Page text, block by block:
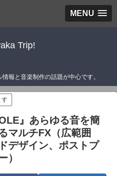
MENU
Trip!
報と音楽制作の話題が中心です。
す
』あらゆる音を簡
マルチFX（広範囲
デザイン、ポストプ
）